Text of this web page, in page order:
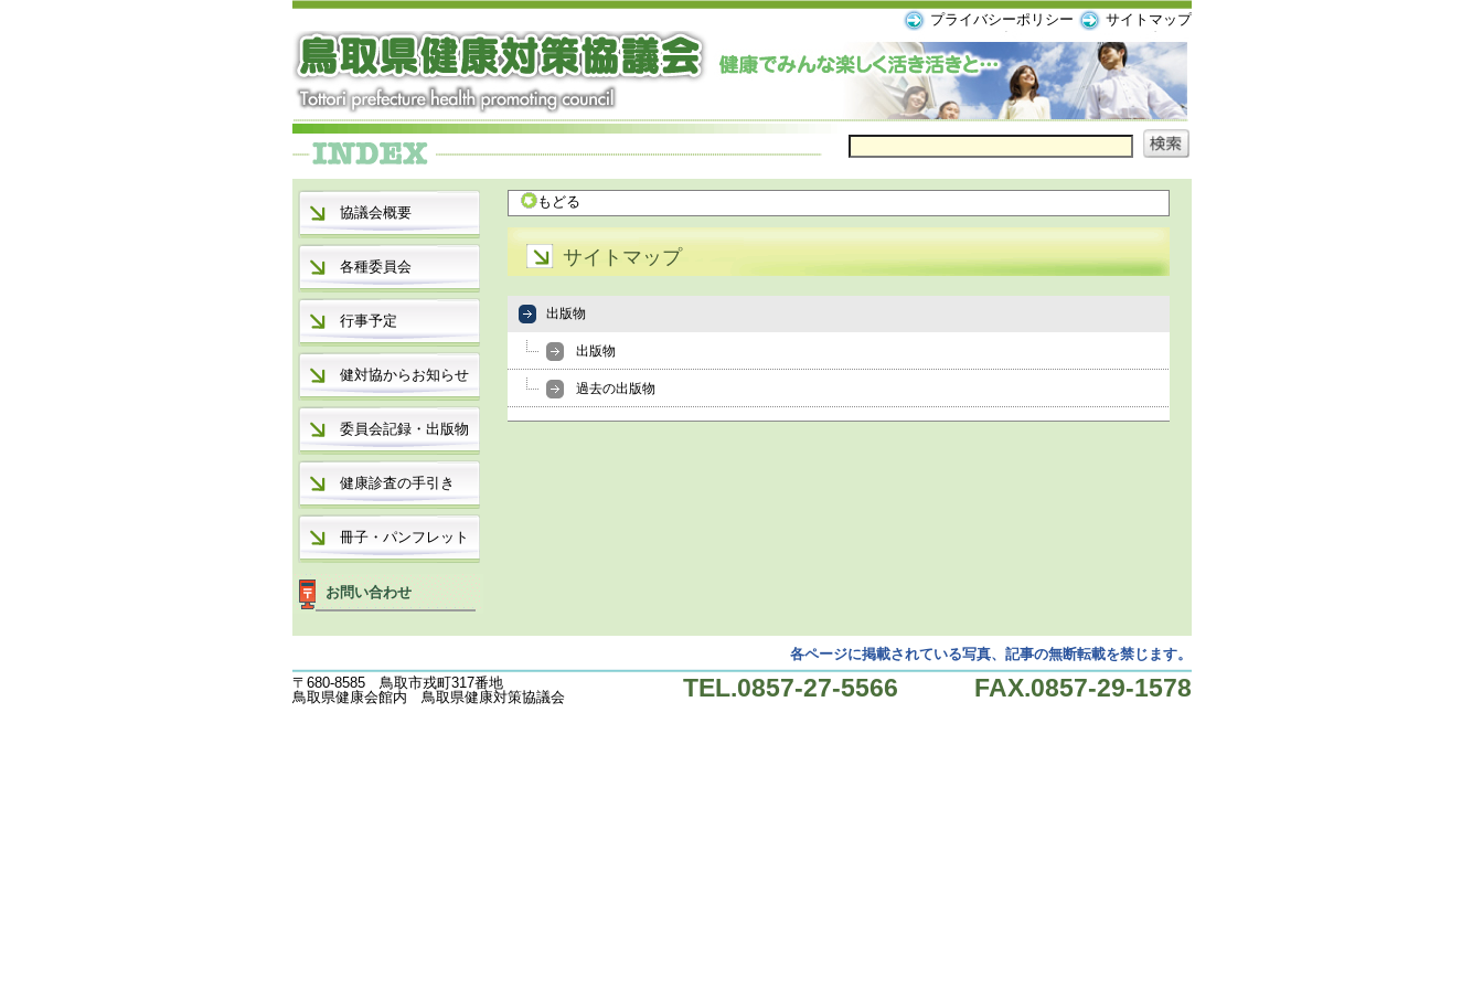
プライバシーポリシー サイトマップ
もどる
サイトマップ
出版物
出版物
過去の出版物
協議会概要
各種委員会
行事予定
健対協からお知らせ
委員会記録・出版物
健康診査の手引き
冊子・パンフレット
お問い合わせ
各ページに掲載されている写真、記事の無断転載を禁じます。
〒680-8585 鳥取市戎町317番地
鳥取県健康会館内 鳥取県健康対策協議会
TEL.0857-27-5566 FAX.0857-29-1578